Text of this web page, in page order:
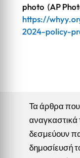
photo (AP
https://
2024-policy-
Τα άρθρα
αναγκαστικά
δεσμεύουν
δημοσίευσή